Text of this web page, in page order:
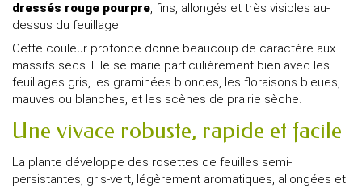
dressés rouge pourpre, fins, allongés et très visibles au-
dessus du feuillage.
Cette couleur profonde donne beaucoup de caractère aux
massifs secs. Elle se marie particulièrement bien avec les
feuillages gris, les graminées blondes, les floraisons bleues,
mauves ou blanches, et les scènes de prairie sèche.
Une vivace robuste, rapide et facile
La plante développe des rosettes de feuilles semi-
persistantes, gris-vert, légèrement aromatiques, allongées et